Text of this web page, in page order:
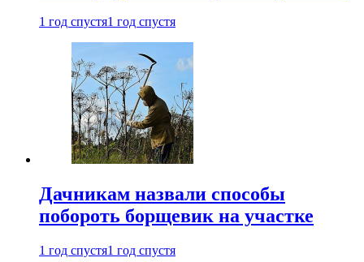
1 год спустя1 год спустя
Дачникам назвали способы
побороть борщевик на участке
1 год спустя1 год спустя